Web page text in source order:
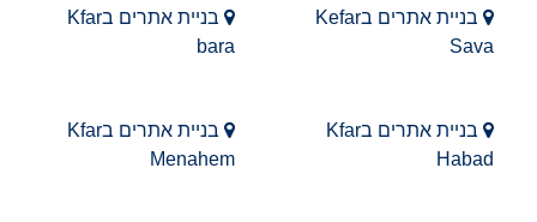
בניית אתרים בKefar
Sava
בניית אתרים בKfar
bara
בניית אתרים בKfar
Habad
בניית אתרים בKfar
Menahem